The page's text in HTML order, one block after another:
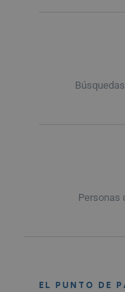
Personas
EL PUNTO DE